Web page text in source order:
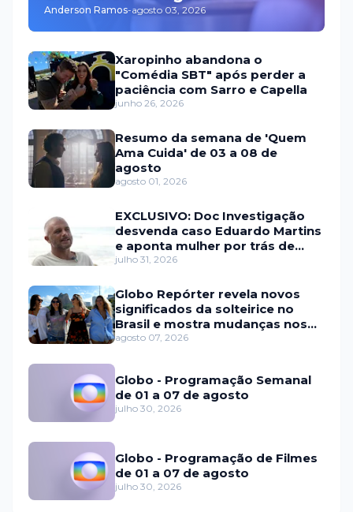
Anderson Ramos-agosto 03, 2026
Xaropinho abandona o
"Comédia SBT" após perder a
paciência com Sarro e Capella
junho 26, 2026
Resumo da semana de 'Quem
Ama Cuida' de 03 a 08 de
agosto
agosto 01, 2026
EXCLUSIVO: Doc Investigação
desvenda caso Eduardo Martins
e aponta mulher por trás de
fraude internacional
julho 31, 2026
Globo Repórter revela novos
significados da solteirice no
Brasil e mostra mudanças nos
relacionamentos
agosto 07, 2026
Globo - Programação Semanal
de 01 a 07 de agosto
julho 30, 2026
Globo - Programação de Filmes
de 01 a 07 de agosto
julho 30, 2026